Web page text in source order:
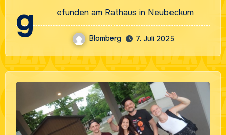
g efunden am Rathaus in Neubeckum
Blomberg 7. Juli 2025